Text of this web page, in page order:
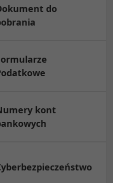
do
kont